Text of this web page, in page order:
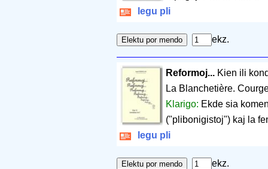
legu pli
ekz.
Reformoj...Kien ili
La Blanchetière.
Klarigo: Ekde sia
("plibonigistoj") kaj la
legu pli
ekz.